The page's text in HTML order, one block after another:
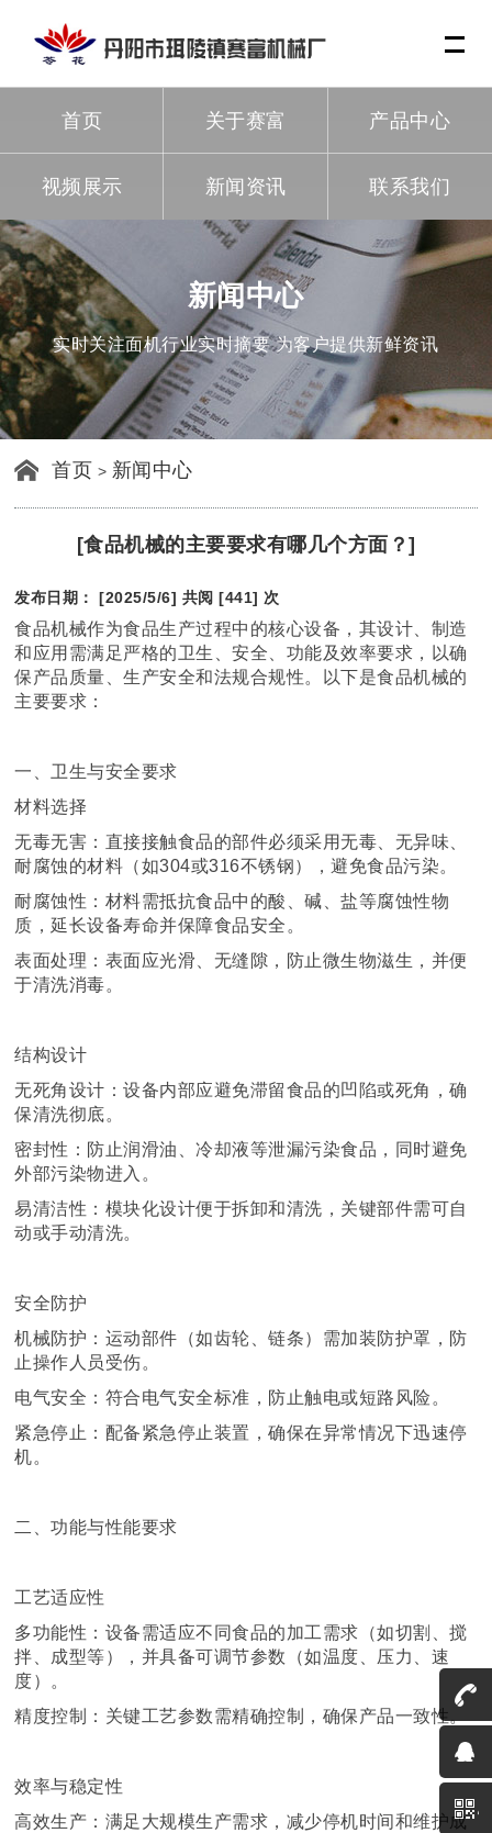
首页 关于赛富 产品中心
视频展示 新闻资讯 联系我们
新闻中心
实时关注面机行业实时摘要 为客户提供新鲜资讯
首页 > 新闻中心
[食品机械的主要要求有哪几个方面？]
发布日期： [2025/5/6] 共阅 [441] 次
食品机械作为食品生产过程中的核心设备，其设计、制造
和应用需满足严格的卫生、安全、功能及效率要求，以确
保产品质量、生产安全和法规合规性。以下是食品机械的
主要要求：
一、卫生与安全要求
材料选择
无毒无害：直接接触食品的部件必须采用无毒、无异味、
耐腐蚀的材料（如304或316不锈钢），避免食品污染。
耐腐蚀性：材料需抵抗食品中的酸、碱、盐等腐蚀性物
质，延长设备寿命并保障食品安全。
表面处理：表面应光滑、无缝隙，防止微生物滋生，并便
于清洗消毒。
结构设计
无死角设计：设备内部应避免滞留食品的凹陷或死角，确
保清洗彻底。
密封性：防止润滑油、冷却液等泄漏污染食品，同时避免
外部污染物进入。
易清洁性：模块化设计便于拆卸和清洗，关键部件需可自
动或手动清洗。
安全防护
机械防护：运动部件（如齿轮、链条）需加装防护罩，防
止操作人员受伤。
电气安全：符合电气安全标准，防止触电或短路风险。
紧急停止：配备紧急停止装置，确保在异常情况下迅速停
机。
二、功能与性能要求
工艺适应性
多功能性：设备需适应不同食品的加工需求（如切割、搅
拌、成型等），并具备可调节参数（如温度、压力、速
度）。
精度控制：关键工艺参数需精确控制，确保产品一致性。
效率与稳定性
高效生产：满足大规模生产需求，减少停机时间和维护成